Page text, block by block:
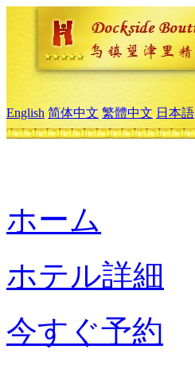
English 简体中文 繁體中文 日本語
ホーム
ホテル詳細
今すぐ予約